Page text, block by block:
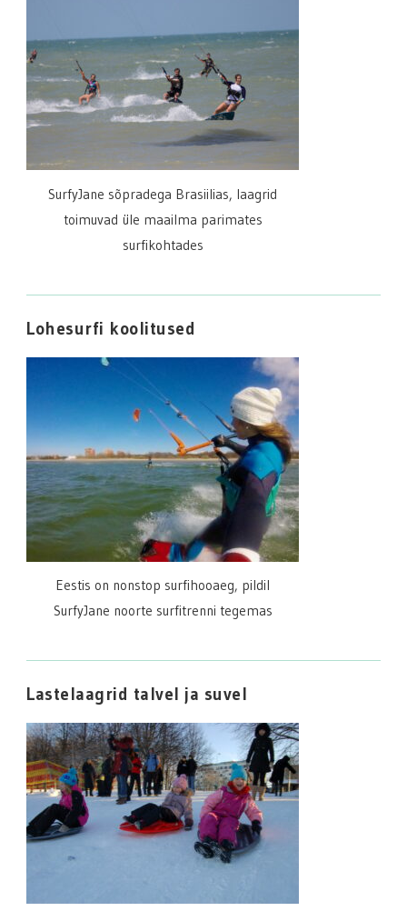
SurfyJane sõpradega Brasiilias, laagrid
toimuvad üle maailma parimates
surfikohtades
Lohesurfi koolitused
Eestis on nonstop surfihooaeg, pildil
SurfyJane noorte surfitrenni tegemas
Lastelaagrid talvel ja suvel